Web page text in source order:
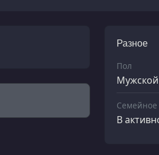
Разное
Пол
Мужской
В